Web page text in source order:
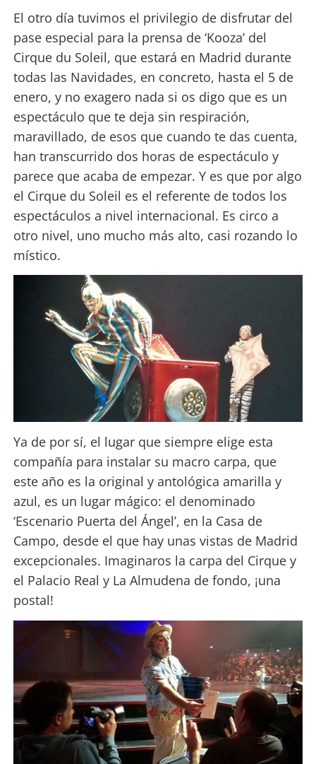
El otro día tuvimos el privilegio de disfrutar del
pase especial para la prensa de ‘Kooza’ del
Cirque du Soleil, que estará en Madrid durante
todas las Navidades, en concreto, hasta el 5 de
enero, y no exagero nada si os digo que es un
espectáculo que te deja sin respiración,
maravillado, de esos que cuando te das cuenta,
han transcurrido dos horas de espectáculo y
parece que acaba de empezar. Y es que por algo
el Cirque du Soleil es el referente de todos los
espectáculos a nivel internacional. Es circo a
otro nivel, uno mucho más alto, casi rozando lo
místico.
Ya de por sí, el lugar que siempre elige esta
compañía para instalar su macro carpa, que
este año es la original y antológica amarilla y
azul, es un lugar mágico: el denominado
‘Escenario Puerta del Ángel’, en la Casa de
Campo, desde el que hay unas vistas de Madrid
excepcionales. Imaginaros la carpa del Cirque y
el Palacio Real y La Almudena de fondo, ¡una
postal!